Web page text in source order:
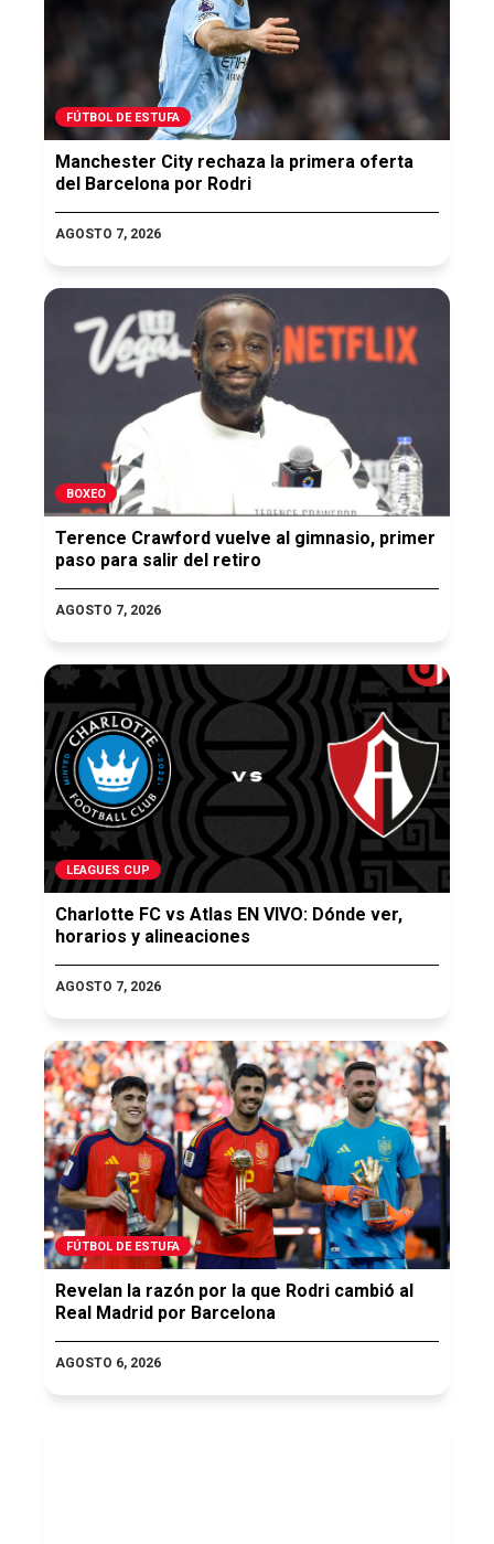
FÚTBOL DE ESTUFA
Manchester City rechaza la primera oferta
del Barcelona por Rodri
AGOSTO 7, 2026
BOXEO
Terence Crawford vuelve al gimnasio, primer
paso para salir del retiro
AGOSTO 7, 2026
LEAGUES CUP
Charlotte FC vs Atlas EN VIVO: Dónde ver,
horarios y alineaciones
AGOSTO 7, 2026
FÚTBOL DE ESTUFA
Revelan la razón por la que Rodri cambió al
Real Madrid por Barcelona
AGOSTO 6, 2026